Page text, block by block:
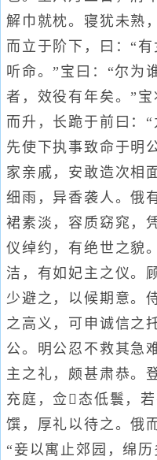
解巾就枕。寝犹未熟
而立于阶下，曰：“
听命。”宝曰：“尔为
者，效役有年矣。”
而升，长跪于前曰：
先使下执事致命于明
家亲戚，安敢造次相
细雨，异香袭人。俄
裙素淡，容质窈窕，
仪绰约，有绝世之貌
洁，有如妃主之仪。
少避之，以候期意。
之高义，可申诚信之
公。明公忍不救其急
主之礼，颇甚肃恭。
充庭，佥态低鬟，
馔，厚礼以待之。俄
“妾以寓止郊园，绵